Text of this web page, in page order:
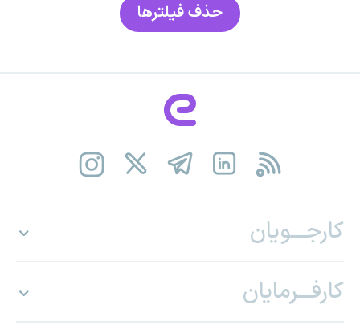
حذف فیلتر‌ها
کارجـــویان
کارفـــرمایان